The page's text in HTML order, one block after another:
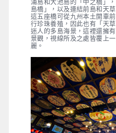
島橋」，以及連結前島和天
這五座橋可從九州本土開車
行珍珠養殖，因此也有「天
迷人的多島海景，這裡還擁
景觀，視線所及之處皆覆上
麗。